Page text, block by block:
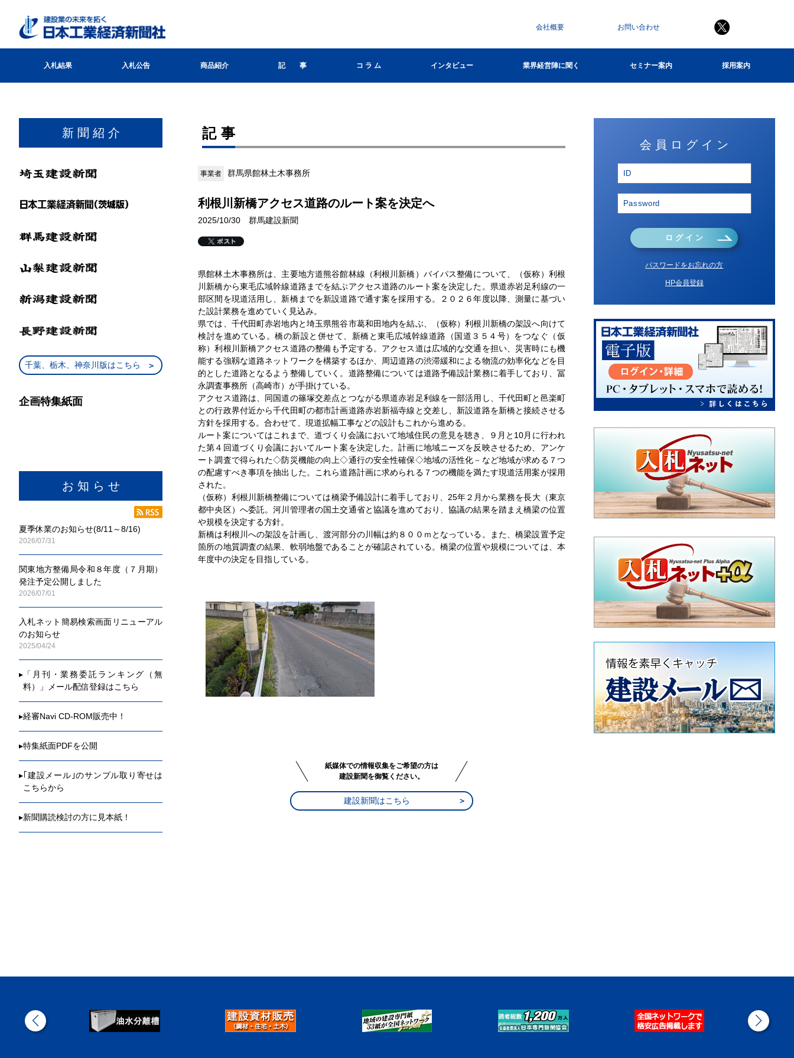
会社概要 お問い合わせ
入札結果 入札公告 商品紹介 記 事 コ ラ ム インタビュー 業界経営陣に聞く セミナー案内 採用案内
新 聞 紹 介
千葉、栃木、神奈川版はこちら
企画特集紙面
お 知 ら せ
夏季休業のお知らせ(8/11～8/16)
2026/07/31
関東地方整備局令和８年度（７月期）
発注予定公開しました
2026/07/01
入札ネット簡易検索画面リニューアル
のお知らせ
2025/04/24
▸ 「月刊・業務委託ランキング（無
料）」メール配信登録はこちら
▸経審Navi CD-ROM販売中！
▸特集紙面PDFを公開
▸ ｢建設メール｣のサンプル取り寄せは
こちらから
▸新聞購読検討の方に見本紙！
記事
事業者 群馬県館林土木事務所
利根川新橋アクセス道路のルート案を決定へ
2025/10/30 群馬建設新聞
県館林土木事務所は、主要地方道熊谷館林線（利根川新橋）バイパス整備について、（仮称）利根
川新橋から東毛広域幹線道路までを結ぶアクセス道路のルート案を決定した。県道赤岩足利線の一
部区間を現道活用し、新橋までを新設道路で通す案を採用する。２０２６年度以降、測量に基づい
た設計業務を進めていく見込み。
県では、千代田町赤岩地内と埼玉県熊谷市葛和田地内を結ぶ、（仮称）利根川新橋の架設へ向けて
検討を進めている。橋の新設と併せて、新橋と東毛広域幹線道路（国道３５４号）をつなぐ（仮
称）利根川新橋アクセス道路の整備も予定する。アクセス道は広域的な交通を担い、災害時にも機
能する強靱な道路ネットワークを構築するほか、周辺道路の渋滞緩和による物流の効率化などを目
的とした道路となるよう整備していく。道路整備については道路予備設計業務に着手しており、冨
永調査事務所（高崎市）が手掛けている。
アクセス道路は、同国道の篠塚交差点とつながる県道赤岩足利線を一部活用し、千代田町と邑楽町
との行政界付近から千代田町の都市計画道路赤岩新福寺線と交差し、新設道路を新橋と接続させる
方針を採用する。合わせて、現道拡幅工事などの設計もこれから進める。
ルート案についてはこれまで、道づくり会議において地域住民の意見を聴き、９月と10月に行われ
た第４回道づくり会議においてルート案を決定した。計画に地域ニーズを反映させるため、アンケ
ート調査で得られた◇防災機能の向上◇通行の安全性確保◇地域の活性化－など地域が求める７つ
の配慮すべき事項を抽出した。これら道路計画に求められる７つの機能を満たす現道活用案が採用
された。
（仮称）利根川新橋整備については橋梁予備設計に着手しており、25年２月から業務を長大（東京
都中央区）へ委託。河川管理者の国土交通省と協議を進めており、協議の結果を踏まえ橋梁の位置
や規模を決定する方針。
新橋は利根川への架設を計画し、渡河部分の川幅は約８００ｍとなっている。また、橋梁設置予定
箇所の地質調査の結果、軟弱地盤であることが確認されている。橋梁の位置や規模については、本
年度中の決定を目指している。
紙媒体での情報収集をご希望の方は
建設新聞を御覧ください。
建設新聞はこちら
会 員 ロ グ イ ン
ロ グ イ ン
パスワードをお忘れの方
HP会員登録